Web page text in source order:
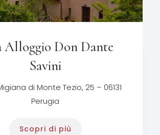
Alloggio Don Dante
Savini
di Monte Tezio, 25 – 06131
Perugia
Scopri di più